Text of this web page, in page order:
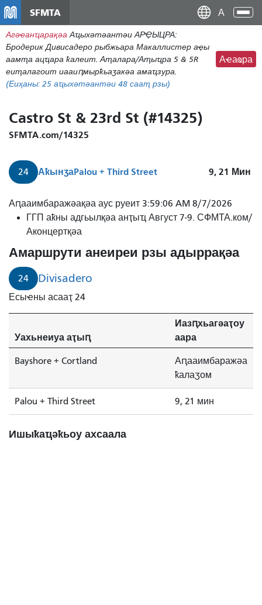
ン
コ
ン
テ
に
SFMTA
Агәҽанҵарақәа Аҵыхәтәантәи АРҾЫЦРА:
Бродерик Дивисадеро рыбжьара Макаллистер аҿы
аамҭа ацҵара ҟалеит. Аҭалара/Аҭыҵра 5 & 5R
еиҭалагоит иааиԥмырҟьаӡакәа амаҵзура.
(Еиҳаны: 25 аҵыхәтәантәи 48 сааҭ рзы)
Аҽаҩра
Castro St & 23rd St (#14325)
SFMTA.com/14325
24 АҟынӡаPalou + Third Street 9, 21 Мин
Аԥааимбаражәақәа аус руеит 3:59:06 AM 8/7/2026
ГГП аҟны адгьылқәа анҭыҵ Август 7-9. СФМТА.ком/
Аконцертқәа
Амаршрути анеиреи рзы адыррақәа
24 Divisadero
Есыҽны асааҭ 24
Уахьнеиуа аҭыԥ
Иазԥхьагәаҭоу
аара
Bayshore + Cortland
Аԥааимбаражәа
ҟалаӡом
Palou + Third Street 9, 21 мин
Ишыҟаҵәҟьоу ахсаала